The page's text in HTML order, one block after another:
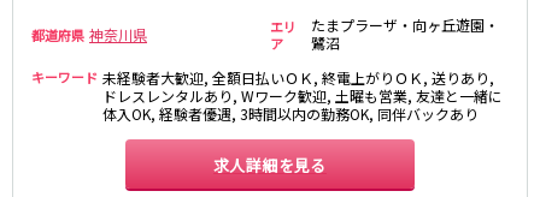
都道府県 神奈川県
エリ
ア
たまプラーザ・向ヶ丘遊園・
鷺沼
キーワード 未経験者大歓迎, 全額日払いＯＫ, 終電上がりＯＫ, 送りあり,
ドレスレンタルあり, Wワーク歓迎, 土曜も営業, 友達と一緒に
体入OK, 経験者優遇, 3時間以内の勤務OK, 同伴バックあり
求人詳細を見る
新橋駅
五反田駅
浅草橋駅
東京メトロ銀座線
銀座駅
上野広小路駅